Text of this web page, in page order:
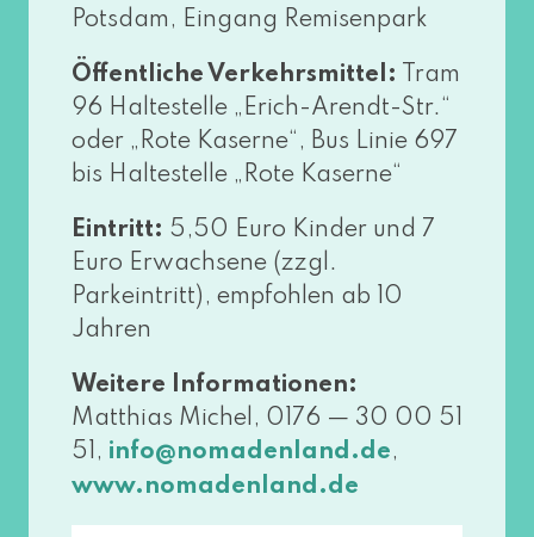
Potsdam, Eingang Remisenpark
Öffentliche Verkehrsmittel: Tram
96 Haltestelle „Erich-Arendt-Str.“
oder „Rote Kaserne“, Bus Linie 697
bis Haltestelle „Rote Kaserne“
Eintritt: 5,50 Euro Kinder und 7
Euro Erwachsene (zzgl.
Parkeintritt), emp­foh­len ab 10
Jahren
Weitere Informationen:
Matthias Michel, 0176 — 30 00 51
51, info@​nomadenland.​de,
www​.noma​den​land​.de